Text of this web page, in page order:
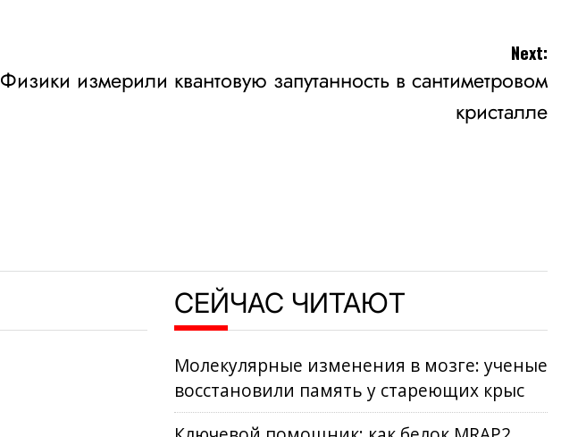
Next:
Физики измерили квантовую запутанность в сантиметровом
кристалле
СЕЙЧАС ЧИТАЮТ
Молекулярные изменения в мозге: ученые
восстановили память у стареющих крыс